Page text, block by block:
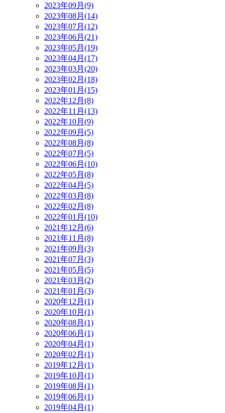
2023年09月(9)
2023年08月(14)
2023年07月(12)
2023年06月(21)
2023年05月(19)
2023年04月(17)
2023年03月(20)
2023年02月(18)
2023年01月(15)
2022年12月(8)
2022年11月(13)
2022年10月(9)
2022年09月(5)
2022年08月(8)
2022年07月(5)
2022年06月(10)
2022年05月(8)
2022年04月(5)
2022年03月(8)
2022年02月(8)
2022年01月(10)
2021年12月(6)
2021年11月(8)
2021年09月(3)
2021年07月(3)
2021年05月(5)
2021年03月(2)
2021年01月(3)
2020年12月(1)
2020年10月(1)
2020年08月(1)
2020年06月(1)
2020年04月(1)
2020年02月(1)
2019年12月(1)
2019年10月(1)
2019年08月(1)
2019年06月(1)
2019年04月(1)